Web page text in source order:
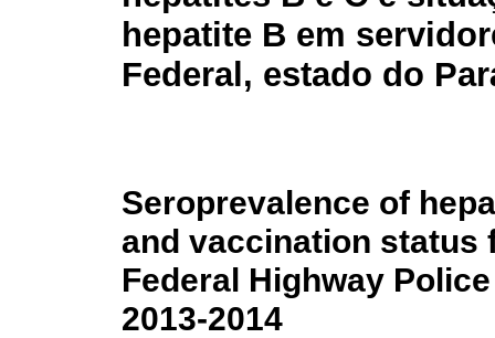
hepatite B em
Federal, estado do
Seroprevalence of
and vaccination status
Federal Highway
2013-2014